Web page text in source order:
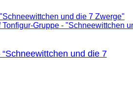
und die 7